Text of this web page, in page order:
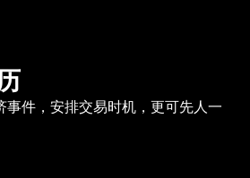
事件，安排交易时机，更可先人一